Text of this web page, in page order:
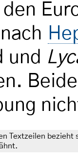
den
und
Textzeilen